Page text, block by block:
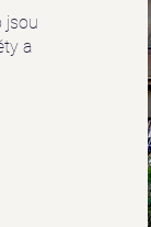
jsou
a